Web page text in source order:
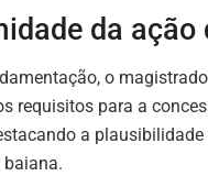
da ação
o
requisitos para a
a
baiana.